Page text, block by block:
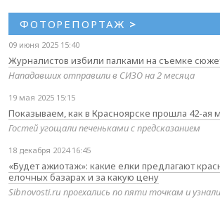
ФОТОРЕПОРТАЖ >
09 июня 2025 15:40
Журналистов избили палками на съемке
Нападавших отправили в СИЗО на 2 месяца
19 мая 2025 15:15
Показываем, как в Красноярске прошла 42-ая
Гостей угощали печеньками с предсказанием
18 декабря 2024 16:45
«Будет ажиотаж»: какие елки предлагают
елочных базарах и за какую цену
Sibnovosti.ru проехались по пяти точкам и